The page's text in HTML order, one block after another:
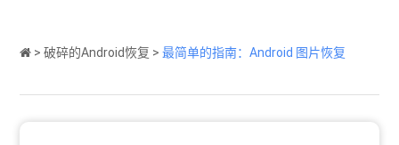
>破碎的Android恢复 >最简单的指南：Android 图片恢复